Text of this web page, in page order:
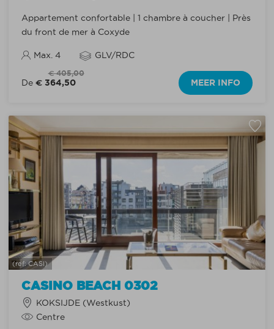
Appartement confortable | 1 chambre à coucher | Près
du front de mer à Coxyde
Max. 4 GLV/RDC
€ 405,00
De € 364,50 MEER INFO
CASINO BEACH 0302
(ref: CASI)
KOKSIJDE (Westkust)
Centre